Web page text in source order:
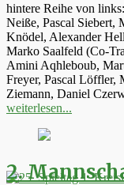
hintere Reihe von
Neiße, Pascal Siebert,
Knödel, Alexander
Marko Saalfeld (Co-
Amini Aqhleboub,
Freyer, Pascal Löffler,
Ziemann, Daniel
weiterlesen...
2.